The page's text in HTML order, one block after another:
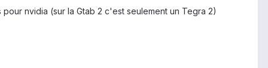
nvidia (sur la Gtab 2 c'est seulement un Tegra 2)